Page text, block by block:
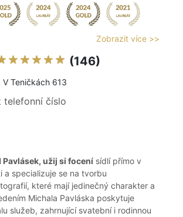
Zobrazit více >>
(146)
Teničkách 613
telefonní číslo
Pavlásek, užij si focení sídlí přímo v
a specializuje se na tvorbu
které mají jedinečný charakter a
Michala Pavláska poskytuje
služeb, zahrnující svatební i rodinnou